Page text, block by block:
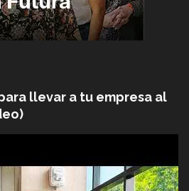
llevar a tu empresa al